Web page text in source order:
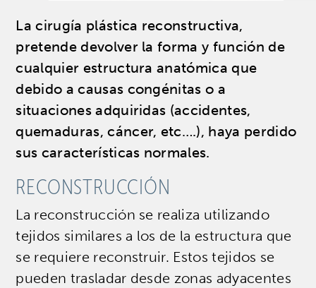
La cirugía plástica reconstructiva,
pretende devolver la forma y función de
cualquier estructura anatómica que
debido a causas congénitas o a
situaciones adquiridas (accidentes,
quemaduras, cáncer, etc….), haya perdido
sus características normales.
RECONSTRUCCIÓN
La reconstrucción se realiza utilizando
tejidos similares a los de la estructura que
se requiere reconstruir. Estos tejidos se
pueden trasladar desde zonas adyacentes